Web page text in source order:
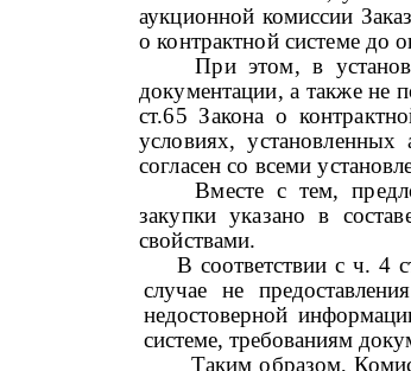
аукционной комиссии
о контрактной системе до
При этом, в
документации, а также не
ст.65 Закона о
условиях,
согласен со всеми
Вместе с тем,
закупки указано в
свойствами.
В соответствии с ч. 4
случае не
недостоверной
системе, требованиям
Таким образом,